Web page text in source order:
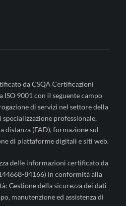
da CSQA Certificazioni
9001 con il seguente campo
di servizi nel settore della
professionale,
distanza (FAD), formazione sul
di piattaforme digitali e siti web.
delle informazioni certificato da
84166) in conformità alla
Gestione della sicurezza dei dati
manutenzione ed assistenza di